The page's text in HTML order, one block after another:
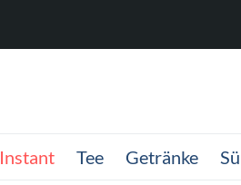
Instant Tee Getränke